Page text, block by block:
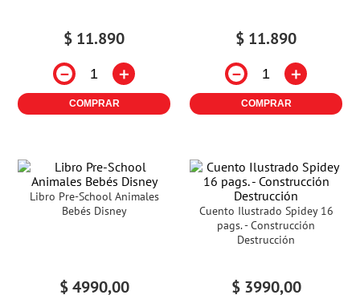
$ 11.890
－ ＋
COMPRAR
$ 11.890
－ ＋
COMPRAR
Libro Pre-School Animales
Bebés Disney
$ 4990,00
Cuento Ilustrado Spidey 16
pags. - Construcción
Destrucción
$ 3990,00